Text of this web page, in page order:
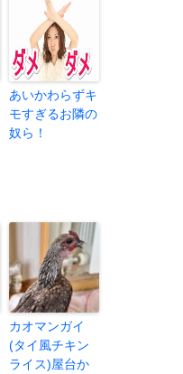
あいかわらずキ
モすぎるお隣の
奴ら！
カオマンガイ
(タイ風チキン
ライス)屋台か